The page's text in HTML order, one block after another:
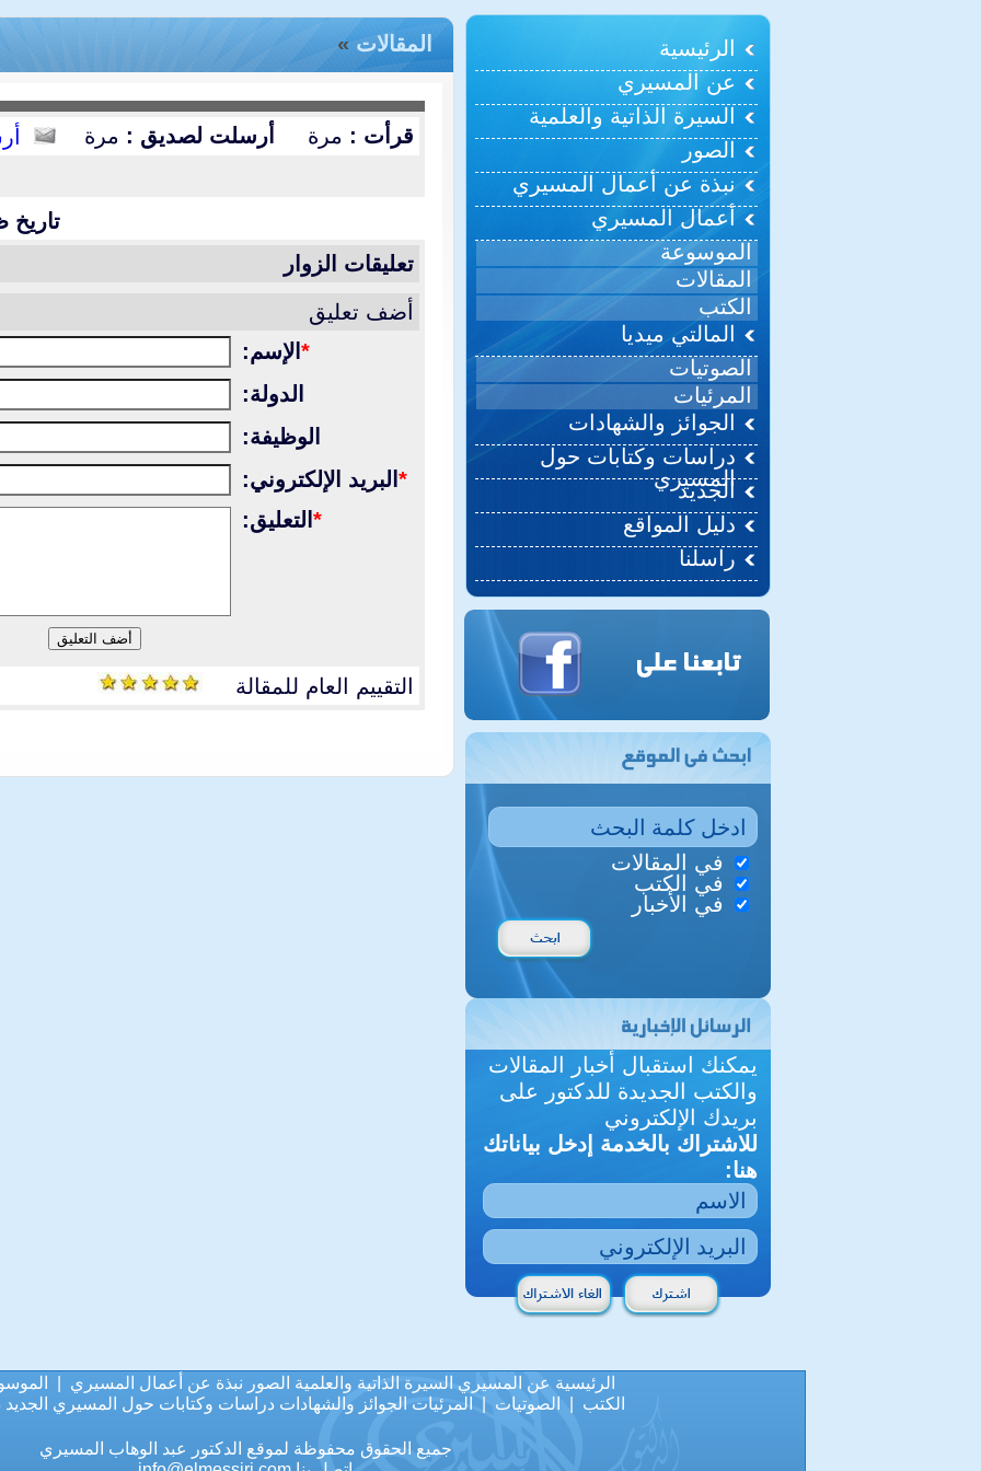
الرئيسية
عن المسيري
السيرة الذاتية والعلمية
الصور
نبذة عن أعمال المسيري
أعمال المسيري
الموسوعة
المقالات
الكتب
المالتي ميديا
الصوتيات
المرئيات
الجوائز والشهادات
دراسات وكتابات حول
المسيري
الجديد
دليل المواقع
راسلنا
في المقالات
في الكتب
في الأخبار
يمكنك استقبال أخبار المقالات
والكتب الجديدة للدكتور على
بريدك الإلكتروني
للاشتراك بالخدمة إدخل بياناتك
هنا:
المقالات »
قرأت : مرة أرسلت لصديق : مرة
تاريخ
تعليقات الزوار
أضف تعليق
* الإسم:
الدولة:
الوظيفة:
* البريد الإلكتروني:
* التعليق:
التقييم العام للمقالة
الرئيسية عن المسيري السيرة الذاتية والعلمية الصور نبذة عن أعمال المسيري
الكتب
الصوتيات المرئيات الجوائز والشهادات دراسات وكتابات حول المسيري الجديد
جميع الحقوق محفوظة لموقع الدكتور عبد الوهاب المسيري